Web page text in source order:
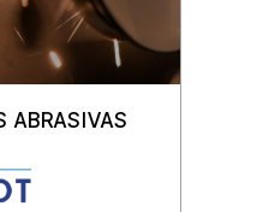
ABRASIVAS